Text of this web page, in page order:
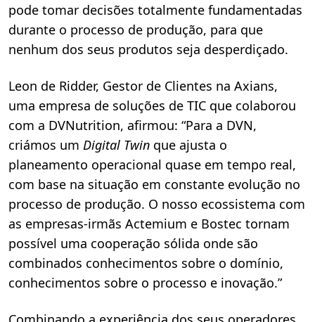
pode tomar decisões totalmente fundamentadas
durante o processo de produção, para que
nenhum dos seus produtos seja desperdiçado.
Leon de Ridder, Gestor de Clientes na Axians,
uma empresa de soluções de TIC que colaborou
com a DVNutrition, afirmou: “Para a DVN,
criámos um Digital Twin que ajusta o
planeamento operacional quase em tempo real,
com base na situação em constante evolução no
processo de produção. O nosso ecossistema com
as empresas-irmãs Actemium e Bostec tornam
possível uma cooperação sólida onde são
combinados conhecimentos sobre o domínio,
conhecimentos sobre o processo e inovação.”